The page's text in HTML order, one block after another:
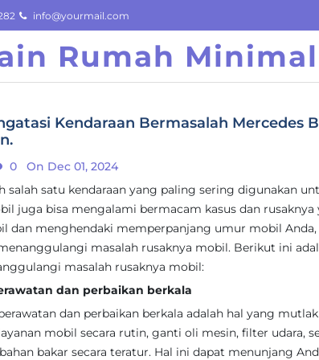
info@yourmail.com
Rumah
Kendaraan Bermasalah Mercedes
0
On Dec 01, 2024
salah satu kendaraan yang paling sering digunakan
juga bisa mengalami bermacam kasus dan
dan menghendaki memperpanjang umur mobil
masalah rusaknya mobil. Berikut ini
masalah rusaknya mobil:
dan perbaikan berkala
dan perbaikan berkala adalah hal yang
mobil secara rutin, ganti oli mesin, filter udara,
bakar secara teratur. Hal ini dapat menunjang